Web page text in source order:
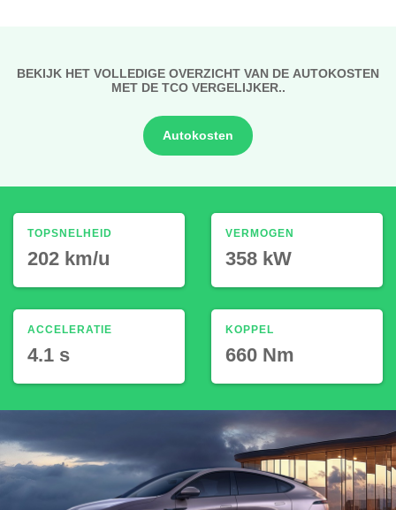
BEKIJK HET VOLLEDIGE OVERZICHT VAN DE AUTOKOSTEN
MET DE TCO VERGELIJKER..
Autokosten
TOPSNELHEID
202 km/u
ACCELERATIE
4.1 s
VERMOGEN
358 kW
KOPPEL
660 Nm